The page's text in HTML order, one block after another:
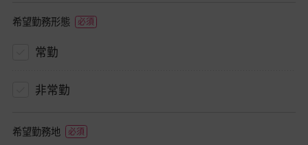
希望勤務形態
常勤
非常勤
希望勤務地